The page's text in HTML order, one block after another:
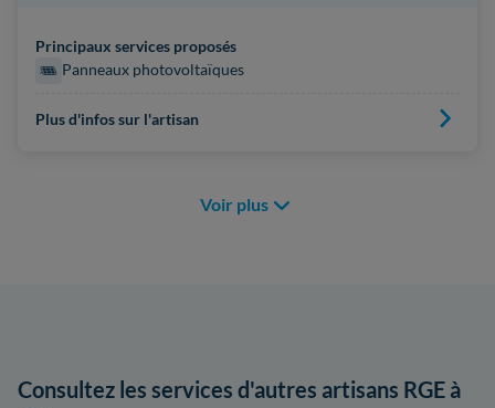
Principaux services proposés
Panneaux photovoltaïques
Plus d'infos sur l'artisan
Voir plus
Consultez les services d'autres artisans RGE à